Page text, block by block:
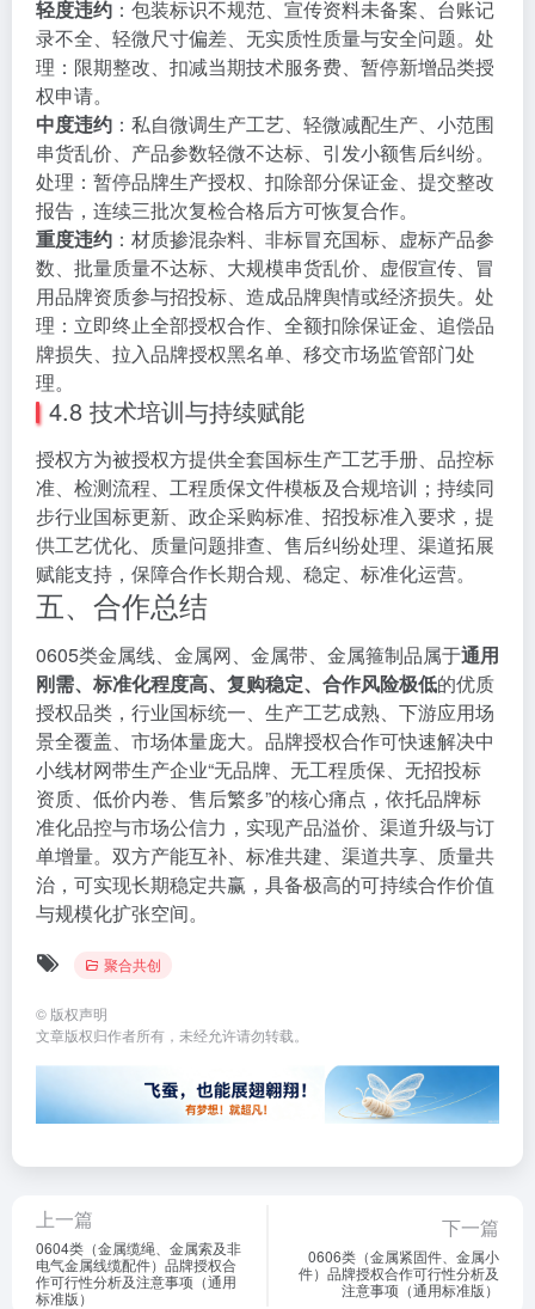
轻度违约 ：包装标识不规范、宣传资料未备案、台账记
录不全、轻微尺寸偏差、无实质性质量与安全问题。处
理：限期整改、扣减当期技术服务费、暂停新增品类授
权申请。
中度违约 ：私自微调生产工艺、轻微减配生产、小范围
串货乱价、产品参数轻微不达标、引发小额售后纠纷。
处理：暂停品牌生产授权、扣除部分保证金、提交整改
报告，连续三批次复检合格后方可恢复合作。
重度违约 ：材质掺混杂料、非标冒充国标、虚标产品参
数、批量质量不达标、大规模串货乱价、虚假宣传、冒
用品牌资质参与招投标、造成品牌舆情或经济损失。处
理：立即终止全部授权合作、全额扣除保证金、追偿品
牌损失、拉入品牌授权黑名单、移交市场监管部门处
理。
4.8 技术培训与持续赋能
授权方为被授权方提供全套国标生产工艺手册、品控标
准、检测流程、工程质保文件模板及合规培训；持续同
步行业国标更新、政企采购标准、招投标准入要求，提
供工艺优化、质量问题排查、售后纠纷处理、渠道拓展
赋能支持，保障合作长期合规、稳定、标准化运营。
五、合作总结
0605类金属线、金属网、金属带、金属箍制品属于通用
刚需、标准化程度高、复购稳定、合作风险极低的优质
授权品类，行业国标统一、生产工艺成熟、下游应用场
景全覆盖、市场体量庞大。品牌授权合作可快速解决中
小线材网带生产企业“无品牌、无工程质保、无招投标
资质、低价内卷、售后繁多”的核心痛点，依托品牌标
准化品控与市场公信力，实现产品溢价、渠道升级与订
单增量。双方产能互补、标准共建、渠道共享、质量共
治，可实现长期稳定共赢，具备极高的可持续合作价值
与规模化扩张空间。
聚合共创
© 版权声明
文章版权归作者所有，未经允许请勿转载。
上一篇
0604类（金属缆绳、金属索及非
电气金属线缆配件）品牌授权合
作可行性分析及注意事项（通用
标准版）
下一篇
0606类（金属紧固件、金属小
件）品牌授权合作可行性分析及
注意事项（通用标准版）